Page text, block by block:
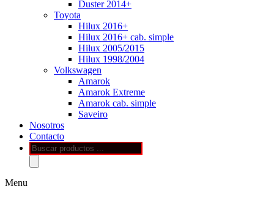
Duster 2014+
Toyota
Hilux 2016+
Hilux 2016+ cab. simple
Hilux 2005/2015
Hilux 1998/2004
Volkswagen
Amarok
Amarok Extreme
Amarok cab. simple
Saveiro
Nosotros
Contacto
Búsqueda
de
productos
Menu